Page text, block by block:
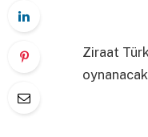
Ziraat